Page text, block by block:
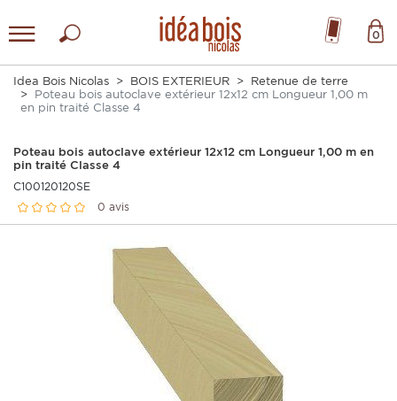
0
Idea Bois Nicolas BOIS EXTERIEUR
Retenue de terre
Poteau bois autoclave extérieur 12x12 cm Longueur 1,00 m
en pin traité Classe 4
Poteau bois autoclave extérieur 12x12 cm Longueur 1,00 m en
pin traité Classe 4
C100120120SE
0 avis